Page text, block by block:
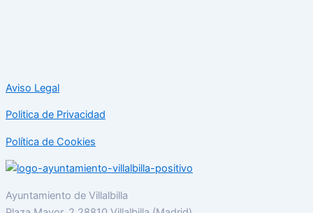
Aviso Legal
Politica de Privacidad
Política de Cookies
Ayuntamiento de Villalbilla